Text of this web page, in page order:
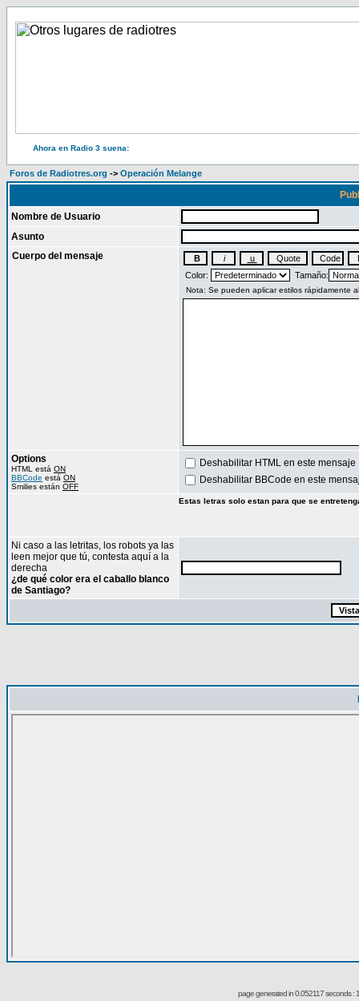
Ahora en Radio 3 suena:
Foros de Radiotres.org -> Operación Melange
Nombre de Usuario
Asunto
Cuerpo del mensaje
Color: Tamaño:
Options
HTML está ON
BBCode está ON
Smilies están OFF
Deshabilitar HTML en este mensaje
Deshabilitar BBCode en este
Estas letras solo estan para que se
Ni caso a las letritas, los robots ya las
leen mejor que tú, contesta aquí a la
derecha
¿de qué color era el caballo blanco
de Santiago?
page generated in 0.052117 seconds :